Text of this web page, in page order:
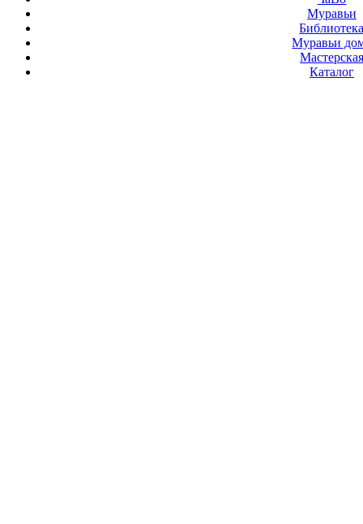
Муравьи
Муравьи
Мастерская
Каталог